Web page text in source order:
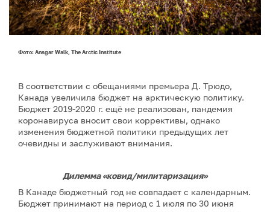
Фото: Ansgar Walk, The Arctic Institute
В соответствии с обещаниями премьера Д. Трюдо,
Канада увеличила бюджет на арктическую политику.
Бюджет 2019-2020 г. ещё не реализован, пандемия
коронавируса вносит свои коррективы, однако
изменения бюджетной политики предыдущих лет
очевидны и заслуживают внимания.
Дилемма «ковид/милитаризация»
В Канаде бюджетный год не совпадает с календарным.
Бюджет принимают на период с 1 июля по 30 июня